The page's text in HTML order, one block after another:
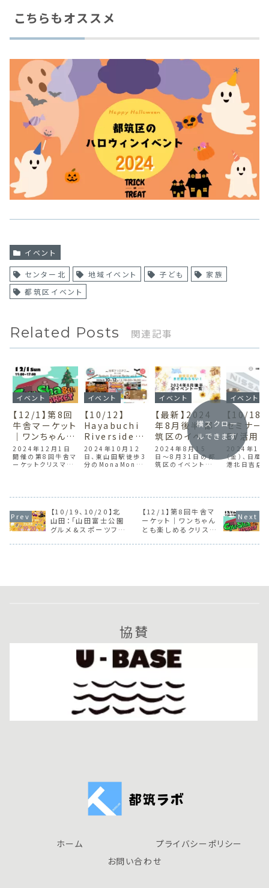
こちらもオススメ
イベント
センター北 地域イベント 子ども
家族
都筑区イベント
Related Posts 関連記事
イベント
【12/1】第8回
牛舎マーケット
｜ワンちゃんと
も楽しめるクリ
スマスイベン
ト！（川和町）
2024年12月1日
開催の第8回牛舎マ
ーケットクリスマス
よう。物販やキッチ
ド雑貨、ワークショ
ップなど家族みんな
で楽しめるイベント
です。都筑区川和町
で開催！
イベント
【10/12】
Hayabuchi
Riverside
Marche
Vol.6開催！ハ
ロウィンや地
ルシェ（東山
田）
2024年10月12
日、東山田駅徒歩3
分のMonaMona
Marche Vol.6が
楽しめるイベントに
加え、キッチンカー
のグルメや地元の
野菜・卵も販売。家
族で楽しめるマルシ
イベント
【最新】2024
年8月後半 都
筑区のイベント
50選
2024年8月15
日〜8月31日の都
筑区のイベントを一
合うイベントまで、
めるイベントが多
数！夏休みの思い出
づくり、家族でのお
出かけにどうぞ。
イベント
【10/18
セミナー
EV活用
べる無料
ント（日
川 港北
2024年10
（金）、日産
港北日吉店
活用方法を
から備えの
や実演を体
庭の防災力
横スクロー
ルできます
【10/19、10/20】北
山田：「山田富士公園
グルメ&スポーツフェ
ィンバスツアー！家族
【12/1】第8回牛舎マ
ーケット｜ワンちゃん
とも楽しめるクリスマ
協賛
ホーム
プライバシーポリシー
お問い合わせ